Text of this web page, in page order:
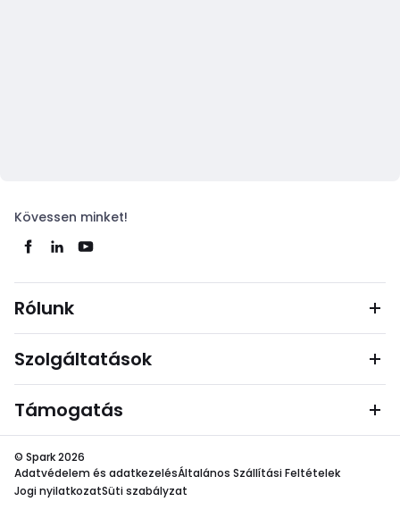
Kövessen minket!
Rólunk
Szolgáltatások
Támogatás
© Spark 2026
Adatvédelem és adatkezelésÁltalános Szállítási Feltételek
Jogi nyilatkozatSüti szabályzat